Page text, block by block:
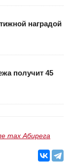
наградой
получит 45
max Абирега